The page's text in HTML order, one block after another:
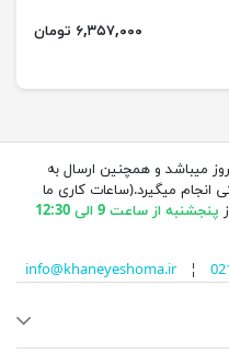
۶,۳۵۷,۰۰۰ تومان
میباشد و همچنین ارسال به
میگیرد.(ساعات کاری ما
پنجشنبه از ساعت 9 الی 12:30
info@khaneyeshoma.ir¦